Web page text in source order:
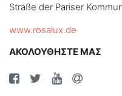
Straße der Pariser
www.rosalux.de
ΑΚΟΛΟΥΘΗΣΤΕ ΜΑΣ